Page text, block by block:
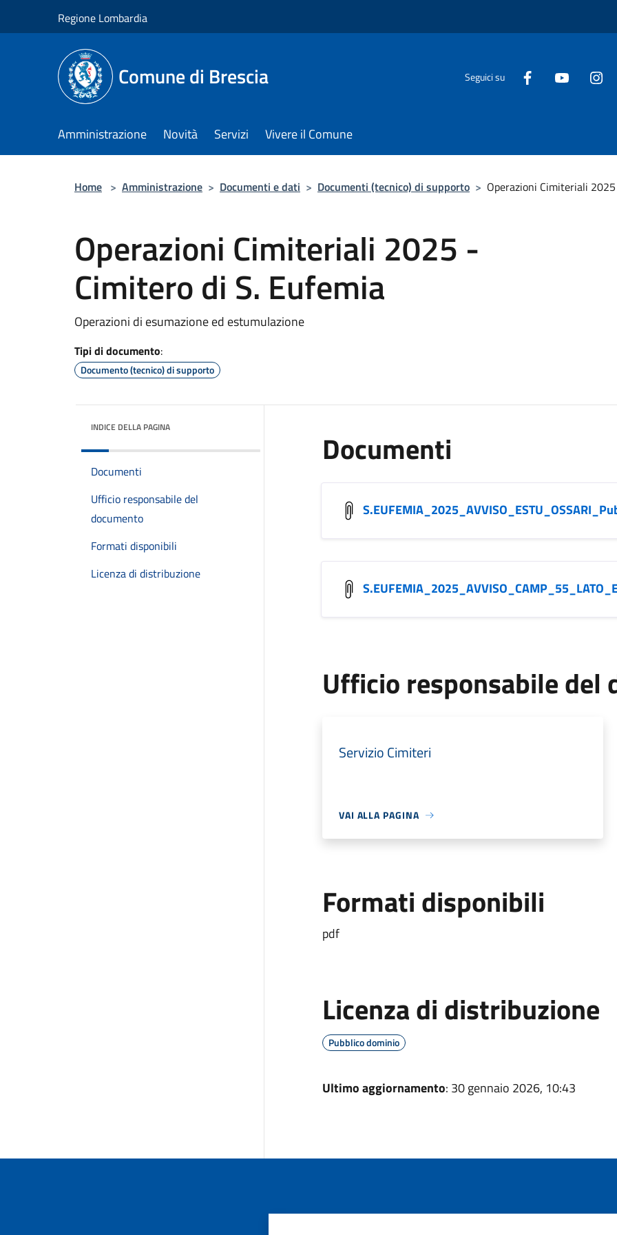
Regione Lombardia
Comune di Brescia Seguici su
Amministrazione Novità Servizi Vivere il Comune
Home > Amministrazione > Documenti e dati > Documenti (tecnico) di supporto > Operazioni Cimiteriali
Operazioni Cimiteriali 2025 -
Cimitero di S. Eufemia
Operazioni di esumazione ed estumulazione
Tipi di documento:
Documento (tecnico) di supporto
INDICE DELLA PAGINA
Documenti
Ufficio responsabile del
documento
Formati disponibili
Licenza di distribuzione
Documenti
Ufficio responsabile del
Servizio Cimiteri
VAI ALLA PAGINA
Formati disponibili
pdf
Licenza di distribuzione
Pubblico dominio
Ultimo aggiornamento: 30 gennaio 2026, 10:43